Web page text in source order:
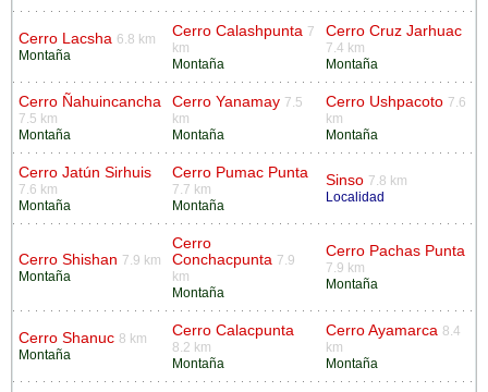
Cerro Lacsha 6.8 km
Montaña
Cerro Calashpunta 7
km
Montaña
Cerro Cruz Jarhuac
7.4 km
Montaña
Cerro Ñahuincancha
7.5 km
Montaña
Cerro Yanamay 7.5
km
Montaña
Cerro Ushpacoto 7.6
km
Montaña
Cerro Jatún Sirhuis
7.6 km
Montaña
Cerro Pumac Punta
7.7 km
Montaña
Sinso 7.8 km
Localidad
Cerro Shishan 7.9 km
Montaña
Cerro
Conchacpunta 7.9
km
Montaña
Cerro Pachas Punta
7.9 km
Montaña
Cerro Shanuc 8 km
Montaña
Cerro Calacpunta
8.2 km
Montaña
Cerro Ayamarca 8.4
km
Montaña